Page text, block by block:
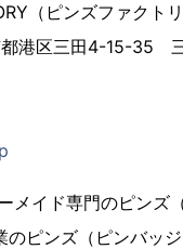
（ピンズファクトリ
港区三田4-15-35
メイド専門のピンズ
ピンズ（ピンバッ